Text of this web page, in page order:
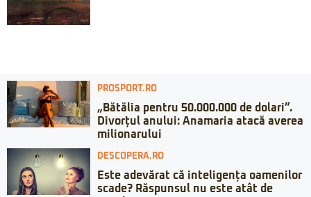
PROSPORT.RO
„Bătălia pentru 50.000.000 de dolari”.
Divorțul anului: Anamaria atacă averea
milionarului
DESCOPERA.RO
Este adevărat că inteligența oamenilor
scade? Răspunsul nu este atât de